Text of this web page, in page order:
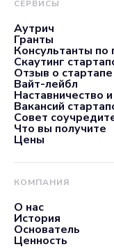
СЕРВИСЫ
Аутрич
Гранты
Консультанты по
Скаутинг
Отзыв о стартапе
Вайт-лейбл
Наставничество
Вакансий
Совет
Что вы получите
Цены
КОМПАНИЯ
О нас
История
Основатель
Ценность